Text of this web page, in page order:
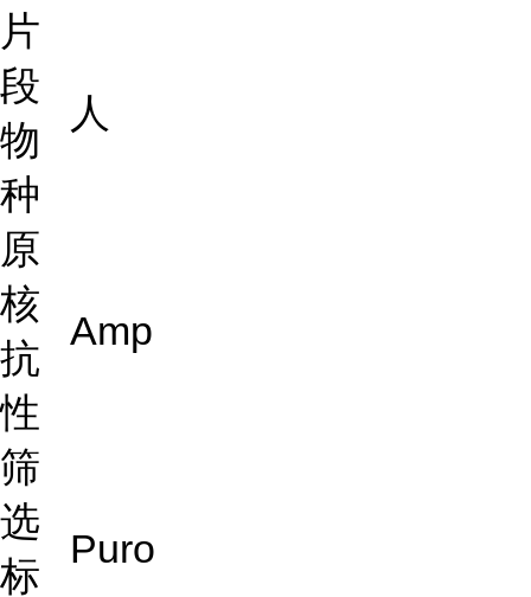
片
段
物
种
人
原
核
抗
性
Amp
筛
选
标
Puro